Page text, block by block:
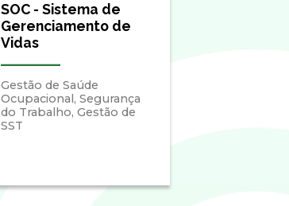
SOC - Sistema de
Gerenciamento de
Vidas
Gestão de Saúde
Ocupacional, Segurança
do Trabalho, Gestão de
SST